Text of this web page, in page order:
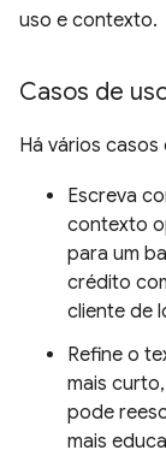
uso e contexto.
Casos de
Há vários
Escreva
contexto
para um
crédito
cliente de
Refine o
mais
pode
mais